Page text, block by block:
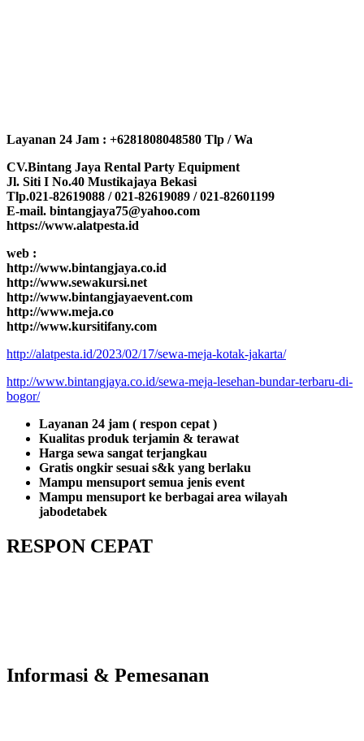
Layanan 24 Jam : +6281808048580 Tlp / Wa
CV.Bintang Jaya Rental Party Equipment
Jl. Siti I No.40 Mustikajaya Bekasi
Tlp.021-82619088 / 021-82619089 / 021-82601199
E-mail. bintangjaya75@yahoo.com
https://www.alatpesta.id
web :
http://www.bintangjaya.co.id
http://www.sewakursi.net
http://www.bintangjayaevent.com
http://www.meja.co
http://www.kursitifany.com
http://alatpesta.id/2023/02/17/sewa-meja-kotak-jakarta/
http://www.bintangjaya.co.id/sewa-meja-lesehan-bundar-terbaru-di-
bogor/
Layanan 24 jam ( respon cepat )
Kualitas produk terjamin & terawat
Harga sewa sangat terjangkau
Gratis ongkir sesuai s&k yang berlaku
Mampu mensuport semua jenis event
Mampu mensuport ke berbagai area wilayah
jabodetabek
RESPON CEPAT
Informasi & Pemesanan